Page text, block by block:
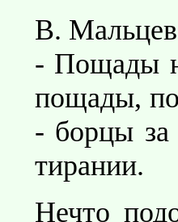
В.
- Пощады
пощады,
- борцы за
тирании.
Нечто